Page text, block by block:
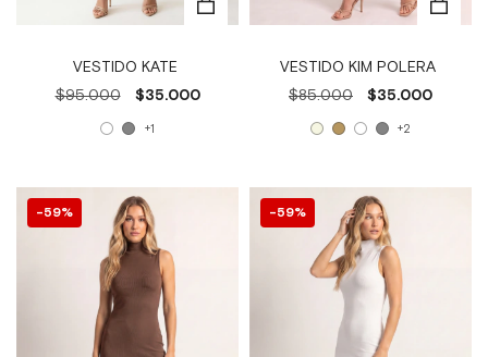
VESTIDO KATE
$95.000
$35.000
+1
VESTIDO KIM POLERA
$85.000
$35.000
+2
59% 59%